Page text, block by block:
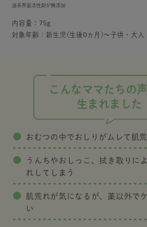
油系界面活性剤が無添加
内容量：75g
対象年齢：新生児(生後0ヵ月)～子供・大人
こんなママたちの
生まれました
おむつの中でおしりがムレて肌
うんちやおしっこ、拭き取りに
れしてしまう
肌荒れが気になるが、薬以外で
い